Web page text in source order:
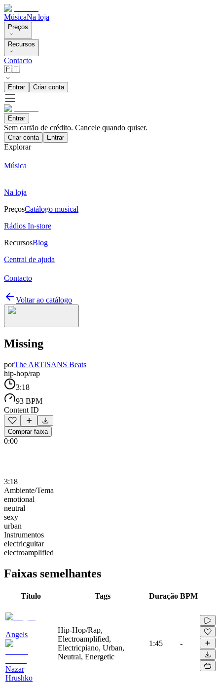
MúsicaNa loja
Preços
Recursos
Contacto
🇵🇹
Entrar Criar conta
Entrar
Sem cartão de crédito. Cancele quando quiser.
Criar conta Entrar
Explorar
Música
Na loja
PreçosCatálogo musical
Rádios In-store
RecursosBlog
Central de ajuda
Contacto
Voltar ao catálogo
Missing
porThe ARTISANS Beats
hip-hop/rap
3:18
93 BPM
Content ID
Comprar faixa
0:00
3:18
Ambiente/Tema
emotional
neutral
sexy
urban
Instrumentos
electricguitar
electroamplified
Faixas semelhantes
Título Tags Duração BPM
Angels
Nazar
Hrushko
Hip-Hop/Rap,
Electroamplified,
Electricpiano, Urban,
Neutral, Energetic
1:45 -